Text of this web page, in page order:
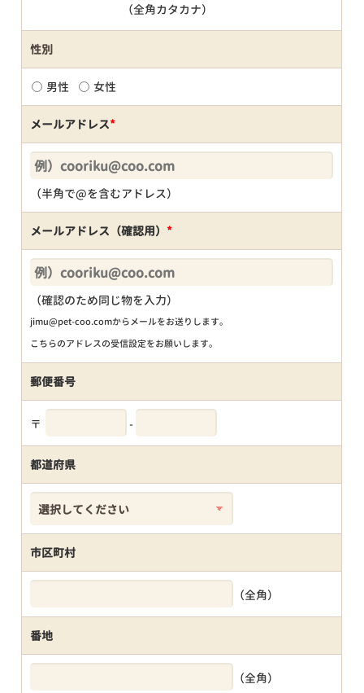
（全角カタカナ）
性別
男性 女性
メールアドレス*
（半角で@を含むアドレス）
メールアドレス（確認用） *
（確認のため同じ物を入力）
jimu@pet-coo.comからメールをお送りします。
こちらのアドレスの受信設定をお願いします。
郵便番号
〒 -
都道府県
市区町村
（全角）
番地
（全角）